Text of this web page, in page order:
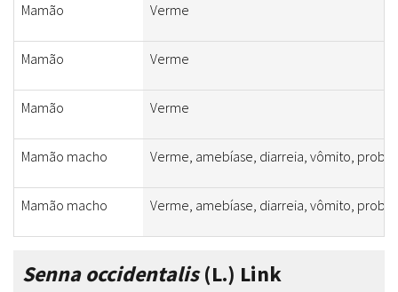
Mamão
Verme
Mamão Verme
Mamão Verme
Mamão macho Verme, amebíase, diarreia, vômito,
Mamão macho Verme, amebíase, diarreia, vômito,
Senna occidentalis(L.) Link